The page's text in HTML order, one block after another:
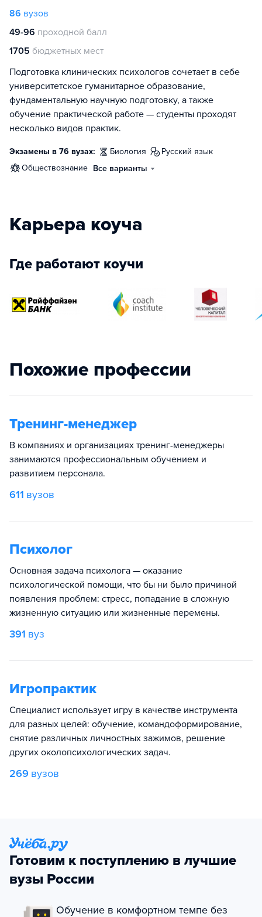
86 вузов
49-96 проходной балл
1705 бюджетных мест
Подготовка клинических психологов сочетает в себе
университетское гуманитарное образование,
фундаментальную научную подготовку, а также
обучение практической работе — студенты проходят
несколько видов практик.
Экзамены в 76 вузах: биология
русский язык
обществознание Все варианты
Карьера коуча
Где работают коучи
Похожие профессии
Тренинг-менеджер
В компаниях и организациях тренинг-менеджеры
занимаются профессиональным обучением и
развитием персонала.
611 вузов
Психолог
Основная задача психолога — оказание
психологической помощи, что бы ни было причиной
появления проблем: стресс, попадание в сложную
жизненную ситуацию или жизненные перемены.
391 вуз
Игропрактик
Специалист использует игру в качестве инструмента
для разных целей: обучение, командоформирование,
снятие различных личностных зажимов, решение
других околопсихологических задач.
269 вузов
Готовим к поступлению в лучшие
вузы России
Обучение в комфортном темпе без